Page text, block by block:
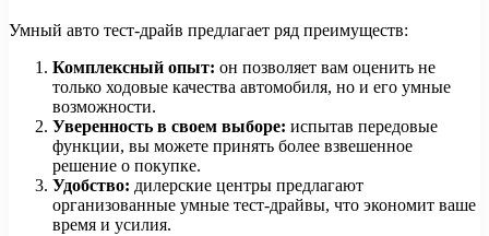
Умный авто тест-драйв предлагает ряд преимуществ:
Комплексный опыт: он позволяет вам оценить не
только ходовые качества автомобиля, но и его умные
возможности.
Уверенность в своем выборе: испытав передовые
функции, вы можете принять более взвешенное
решение о покупке.
Удобство: дилерские центры предлагают
организованные умные тест-драйвы, что экономит ваше
время и усилия.